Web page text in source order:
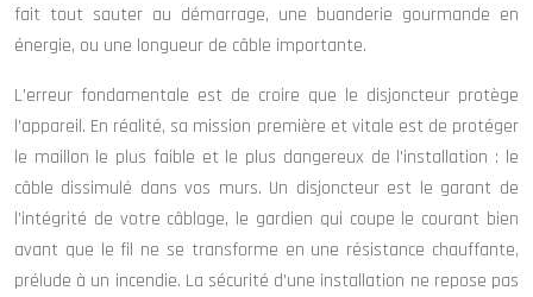
fait tout sauter au démarrage, une buanderie gourmande en
énergie, ou une longueur de câble importante.
L’erreur fondamentale est de croire que le disjoncteur protège
l’appareil. En réalité, sa mission première et vitale est de protéger
le maillon le plus faible et le plus dangereux de l’installation : le
câble dissimulé dans vos murs. Un disjoncteur est le garant de
l’intégrité de votre câblage, le gardien qui coupe le courant bien
avant que le fil ne se transforme en une résistance chauffante,
prélude à un incendie. La sécurité d’une installation ne repose pas